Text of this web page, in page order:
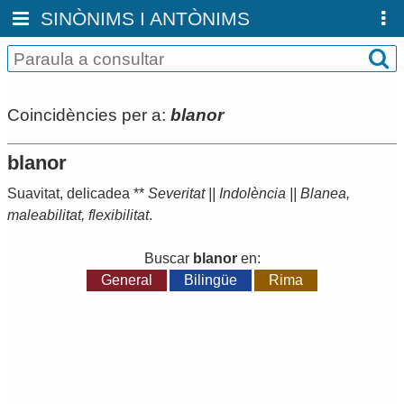
SINÒNIMS I ANTÒNIMS
Coincidències per a: blanor
blanor
Suavitat, delicadea ** Severitat|| Indolència Blanea,
maleabilitat, flexibilitat.
Buscar blanoren:
General
Bilingüe Rima